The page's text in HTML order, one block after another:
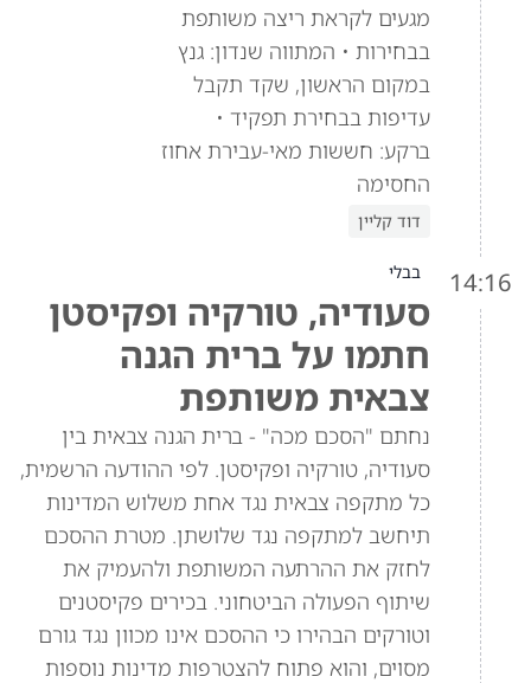
מגעים לקראת ריצה משותפת
בבחירות • המתווה שנדון: גנץ
במקום הראשון, שקד תקבל
עדיפות בבחירת תפקיד •
ברקע: חששות מאי-עבירת אחוז
החסימה
דוד קליין
14:16 בבלי
סעודיה, טורקיה ופקיסטן
חתמו על ברית הגנה
צבאית משותפת
נחתם "הסכם מכה" - ברית הגנה צבאית בין
סעודיה, טורקיה ופקיסטן. לפי ההודעה הרשמית,
כל מתקפה צבאית נגד אחת משלוש המדינות
תיחשב למתקפה נגד שלושתן. מטרת ההסכם
לחזק את ההרתעה המשותפת ולהעמיק את
שיתוף הפעולה הביטחוני. בכירים פקיסטנים
וטורקים הבהירו כי ההסכם אינו מכוון נגד גורם
מסוים, והוא פתוח להצטרפות מדינות נוספות